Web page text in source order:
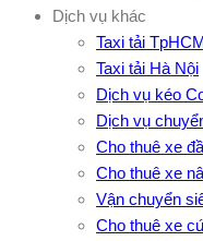
Dịch vụ khác
Taxi tải
Taxi tải Hà Nội
Dịch vụ kéo
Dịch vụ
Cho thuê xe
Cho thuê xe
Vận chuyển
Cho thuê xe